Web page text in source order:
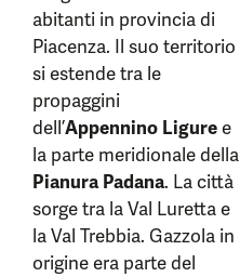
abitanti in provincia di
Piacenza. Il suo territorio
si estende tra le
propaggini
dell’Appennino Liguree
la parte meridionale della
Pianura Padana. La città
sorge tra la Val Luretta e
la Val Trebbia. Gazzola in
origine era parte del